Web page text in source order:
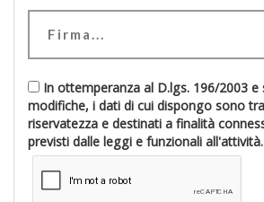
In ottemperanza al D.lgs. 196/2003 e
modifiche, i dati di cui dispongo sono
riservatezza e destinati a finalità connesse agli obblighi
previsti dalle leggi e funzionali all'attività.